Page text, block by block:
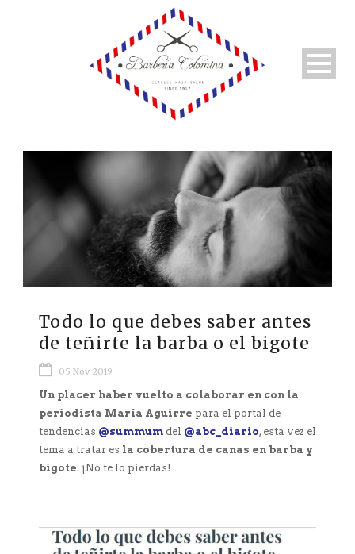
Todo lo que debes saber antes
de teñirte la barba o el bigote
05 Nov 2019
Un placer haber vuelto a colaborar en con la
periodista María Aguirre para el portal de
tendencias @summum del @abc_diario, esta vez el
tema a tratar es la cobertura de canas en barba y
bigote. ¡No te lo pierdas!